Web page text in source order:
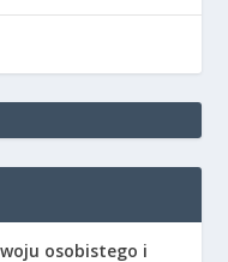
osobistego i